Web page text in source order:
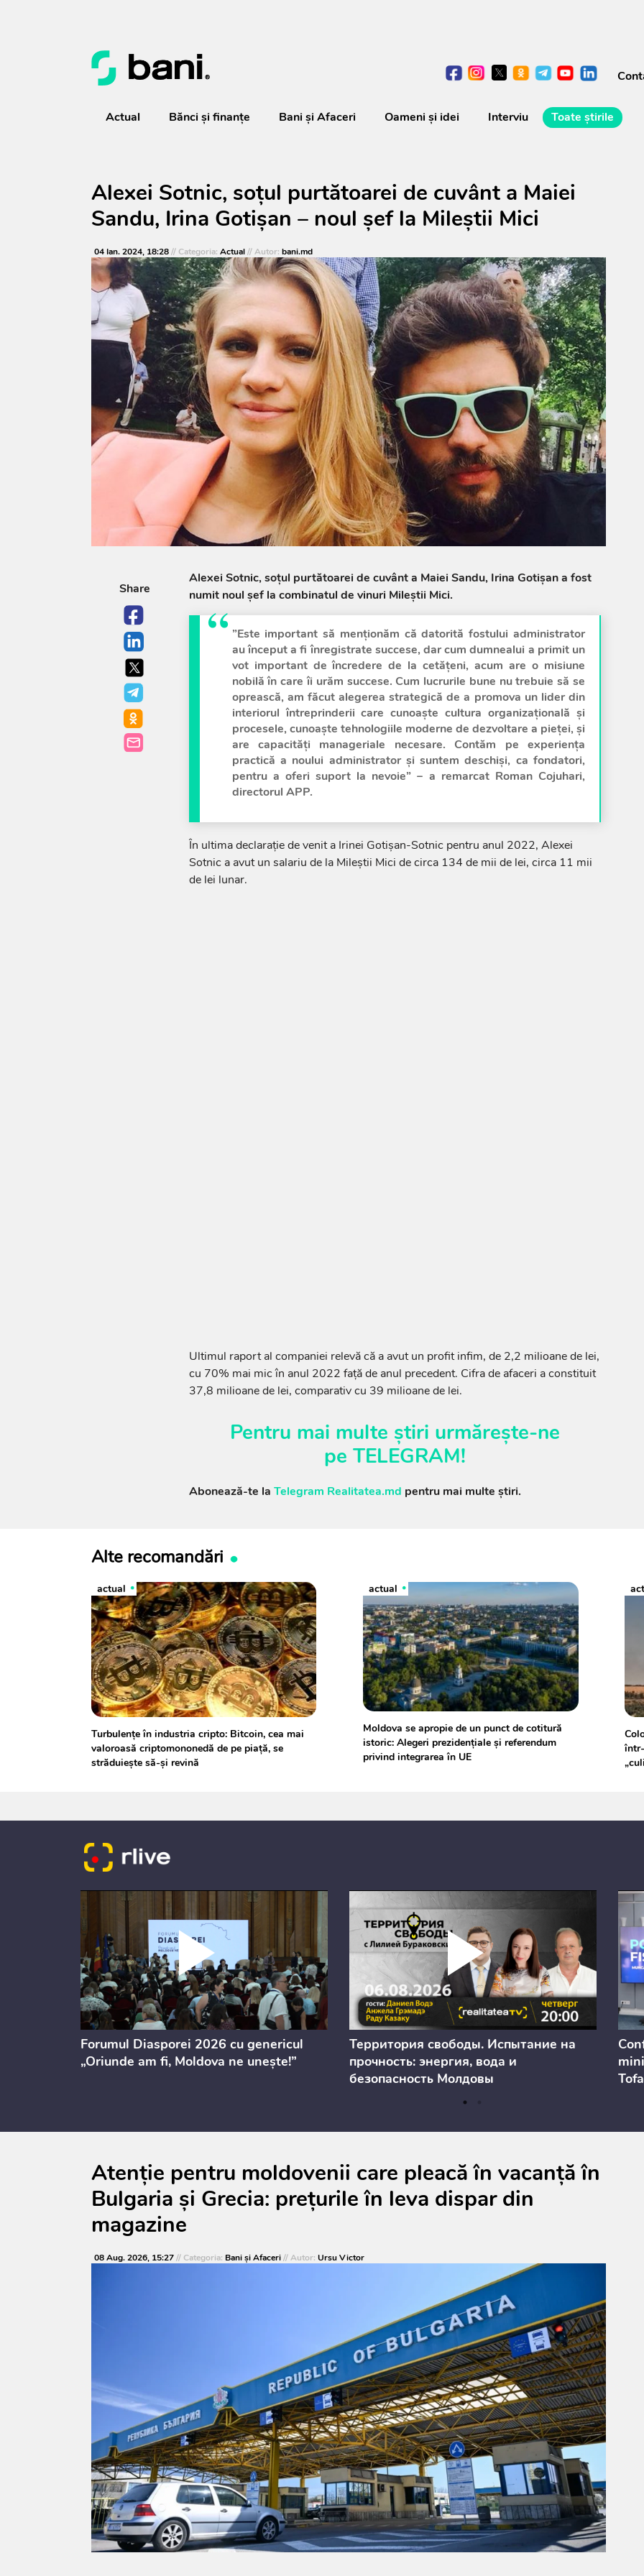
Actual Bănci şi finanţe Bani și Afaceri Oameni şi idei Interviu Toate știrile
Alexei Sotnic, soțul purtătoarei de cuvânt a Maiei
Sandu, Irina Gotișan – noul șef la Mileștii Mici
04 Ian. 2024, 18:28// Categoria: Actual// Autor: bani.md
Share
Alexei Sotnic, soțul purtătoarei de cuvânt a Maiei Sandu, Irina Gotișan a fost
numit noul șef la combinatul de vinuri Mileștii Mici.
”Este important să menționăm că datorită fostului administrator
au început a fi înregistrate succese, dar cum dumnealui a primit un
vot important de încredere de la cetățeni, acum are o misiune
nobilă în care îi urăm succese. Cum lucrurile bune nu trebuie să se
oprească, am făcut alegerea strategică de a promova un lider din
interiorul întreprinderii care cunoaște cultura organizațională și
procesele, cunoaște tehnologiile moderne de dezvoltare a pieței, și
are capacități manageriale necesare. Contăm pe experiența
practică a noului administrator și suntem deschiși, ca fondatori,
pentru a oferi suport la nevoie” – a remarcat Roman Cojuhari,
directorul APP.
În ultima declarație de venit a Irinei Gotișan-Sotnic pentru anul 2022, Alexei
Sotnic a avut un salariu de la Mileștii Mici de circa 134 de mii de lei, circa 11 mii
de lei lunar.
Ultimul raport al companiei relevă că a avut un profit infim, de 2,2 milioane de lei,
cu 70% mai mic în anul 2022 față de anul precedent. Cifra de afaceri a constituit
37,8 milioane de lei, comparativ cu 39 milioane de lei.
Pentru mai multe știri urmărește-ne
pe TELEGRAM!
Abonează-te la Telegram Realitatea.md pentru mai multe știri.
Alte recomandări
actual
Turbulenţe în industria cripto: Bitcoin, cea mai
valoroasă criptomononedă de pe piaţă, se
străduieşte să-şi revină
actual
Moldova se apropie de un punct de cotitură
istoric: Alegeri prezidențiale și referendum
privind integrarea în UE
Forumul Diasporei 2026 cu genericul
„Oriunde am fi, Moldova ne unește!”
Территория свободы. Испытание на
прочность: энергия, вода и
безопасность Молдовы
Atenție pentru moldovenii care pleacă în vacanță în
Bulgaria și Grecia: prețurile în leva dispar din
magazine
08 Aug. 2026, 15:27// Categoria: Bani și Afaceri// Autor: Ursu Victor